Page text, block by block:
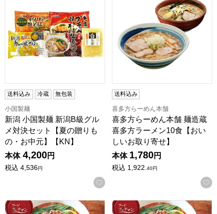
送料込み 冷蔵 無包装
小国製麺
新潟 小国製麺 新潟B級グル
メ対決セット【夏の贈りも
の・お中元】【KN】
本体 4,200円
税込 4,536円
お気に入りに登録する
送料込み
喜多方らーめん本舗
喜多方らーめん本舗 麺造蔵
喜多方ラーメン10食【おい
しいお取り寄せ】
本体 1,780円
税込 1,922. 40円
オロチ担々麺と山陰の三味セット【フードアルチザン】
オロチ担々麺と出雲そばの麺